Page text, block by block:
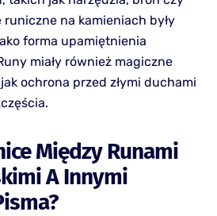
na kamieniach były
forma upamiętnienia
miały również magiczne
ochrona przed złymi duchami
Między Runami
A Innymi